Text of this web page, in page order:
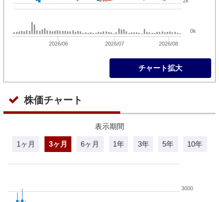
2026/06 2026/07 2026/08
0k
チャート拡大
株価チャート
表示期間
1ヶ月 3ヶ月 6ヶ月 1年 3年 5年 10年
3000